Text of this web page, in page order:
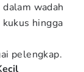
wadah
hingga
pelengkap.